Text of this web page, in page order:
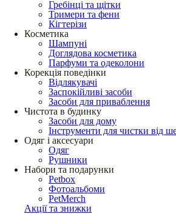
Гребінці та щітки
Тримери та фени
Кігтерізи
Косметика
Шампуні
Доглядова косметика
Парфуми та одеколони
Корекція поведінки
Відлякувачі
Заспокійливі засоби
Засоби для приваблення
Чистота в будинку
Засоби для дому
Інструменти для чистки від
Одяг і аксесуари
Одяг
Рушники
Набори та подарунки
Petbox
Фотоальбоми
PetMerch
Акції та знижки